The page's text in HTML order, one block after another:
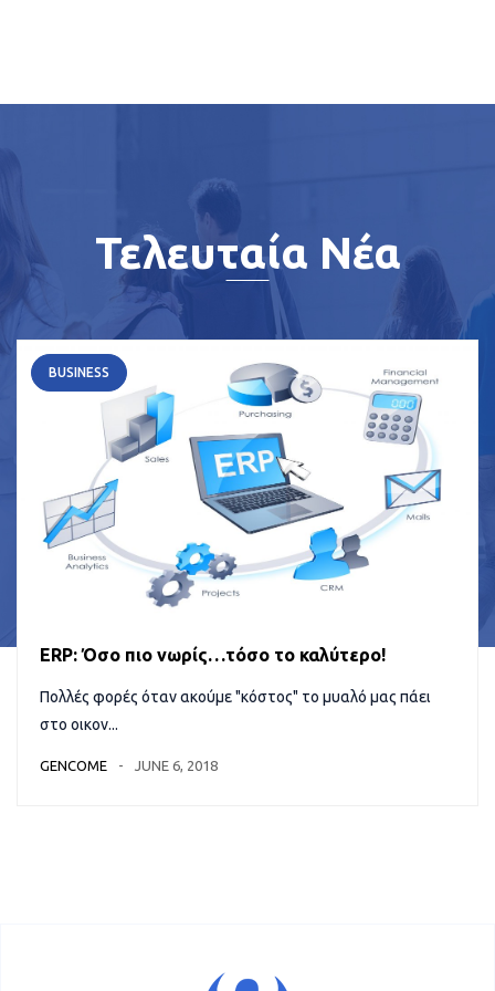
Τελευταία Νέα
BUSINESS
ERP: Όσο πιο νωρίς…τόσο το καλύτερο!
Πολλές φορές όταν ακούμε "κόστος" το μυαλό μας πάει
στο οικον...
GENCOME JUNE 6, 2018